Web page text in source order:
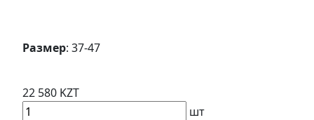
Размер: 37-47
22 580 KZT
шт